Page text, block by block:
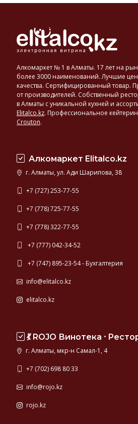
Алкомаркет № 1 в Алматы. 17 лет на
более 3000 наименований. Лучшие
качества. Сертифицированный товар.
от производителей. Собственный
в Алматы с уникальной кухней и
Elitalco.kz. Профессиональное
Crouton.
Алкомаркет Elitalco.kz
г. Алматы, ул. Ади Шарипова, 38
+7 (727) 253-77-55
+7 (778) 725-77-55
+7 (778) 322-77-55
+7 (777) 042-34-52
+7 (747) 895-23-54 - Бухгалтерия
info@elitalco.kz
elitalco.kz
💃 ROJO Винотека ⸱
г. Алматы, мкр-н Самал-1, 4
+7 (702) 698 80 33
info@rojo.kz
rojo.kz